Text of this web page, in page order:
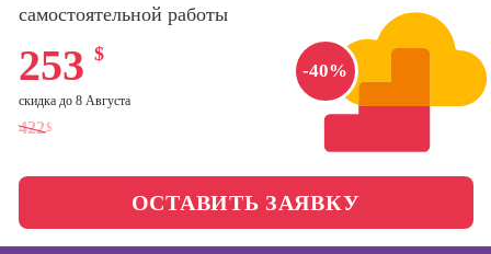
управления
Фотошкола
Школа медиа
Школа рисования
Профессия
Менеджер по
маркетингу в
социальных
сетях (SMM-
Специалист по
таргетингу
самостоятельной работы
-40%
422$
253 $
скидка до 8 Августа
ОСТАВИТЬ ЗАЯВКУ